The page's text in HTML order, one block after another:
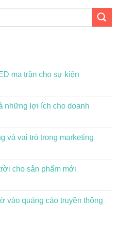
ma trận cho sự kiện
những lợi ích cho doanh
và vai trò trong marketing
cho sản phẩm mới
vào quảng cáo truyền thông